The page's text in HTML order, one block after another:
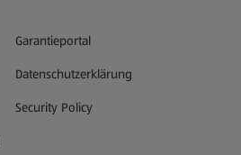
Garantieportal
(öffnet in einem neuen Tab)
Datenschutzerklärung
Security Policy